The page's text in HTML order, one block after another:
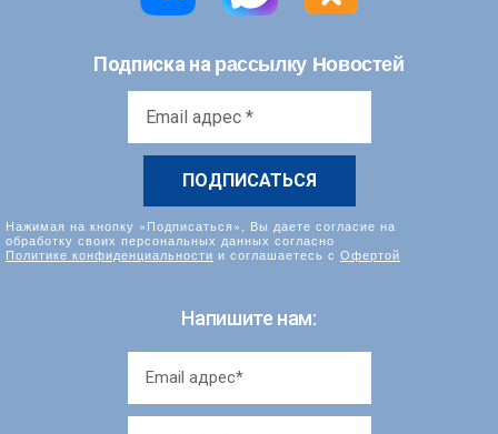
Подписка на рассылку Новостей
Нажимая на кнопку «Подписаться», Вы даете согласие на
обработку своих персональных данных согласно
Политике конфиденциальности и соглашаетесь с Офертой
Напишите нам: